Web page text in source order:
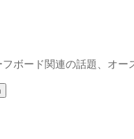
ボード関連の話題、オー